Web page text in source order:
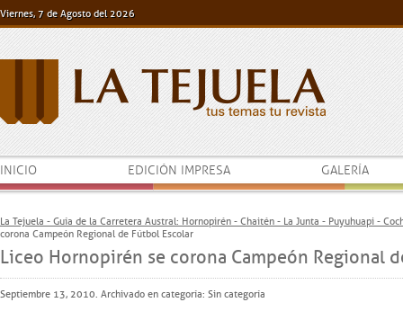
Viernes, 7 de Agosto del 2026
INICIO EDICIÓN IMPRESA GALERÍA
La Tejuela - Guía de la Carretera Austral: Hornopirén - Chaitén - La Junta - Puyuhuapi -
corona Campeón Regional de Fútbol Escolar
Liceo Hornopirén se corona Campeón Regional
Septiembre 13, 2010. Archivado en categoría: Sin categoría